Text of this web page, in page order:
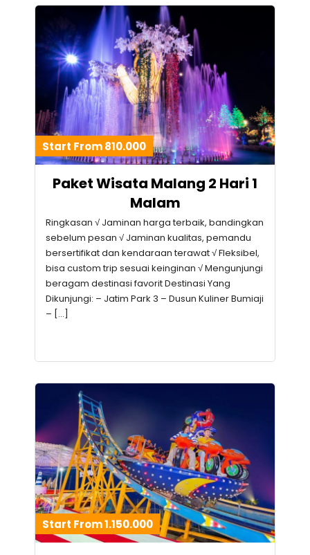
Start From 810.000
Paket Wisata Malang 2 Hari 1
Malam
Ringkasan √ Jaminan harga terbaik, bandingkan
sebelum pesan √ Jaminan kualitas, pemandu
bersertifikat dan kendaraan terawat √ Fleksibel,
bisa custom trip sesuai keinginan √ Mengunjungi
beragam destinasi favorit Destinasi Yang
Dikunjungi: – Jatim Park 3 – Dusun Kuliner Bumiaji
– […]
Start From 1.150.000